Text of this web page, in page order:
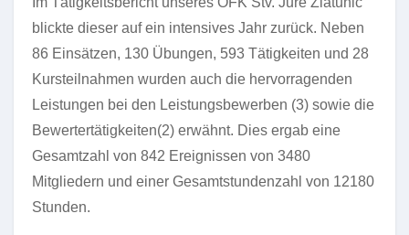
blickte dieser auf ein intensives Jahr zurück. Neben
86 Einsätzen, 130 Übungen, 593 Tätigkeiten und 28
Kursteilnahmen wurden auch die hervorragenden
Leistungen bei den Leistungsbewerben (3) sowie die
Bewertertätigkeiten(2) erwähnt. Dies ergab eine
Gesamtzahl von 842 Ereignissen von 3480
Mitgliedern und einer Gesamtstundenzahl von 12180
Stunden.